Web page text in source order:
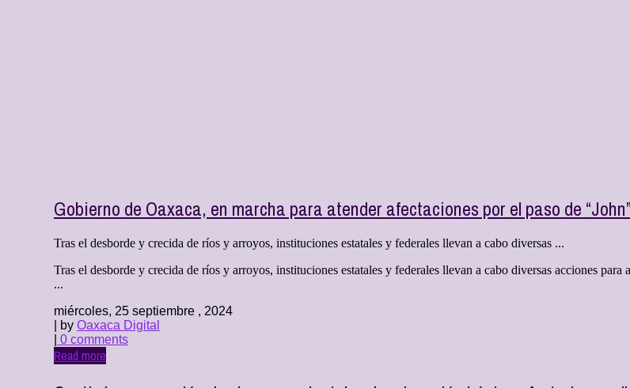
Gobierno de Oaxaca, en marcha para atender afectaciones por el paso de “John”
Tras el desborde y crecida de ríos y arroyos, instituciones estatales y federales llevan a cabo diversas ...
Tras el desborde y crecida de ríos y arroyos, instituciones estatales y federales llevan a cabo diversas acciones
...
miércoles, 25 septiembre , 2024
| by Oaxaca Digital
0 comments
Read more